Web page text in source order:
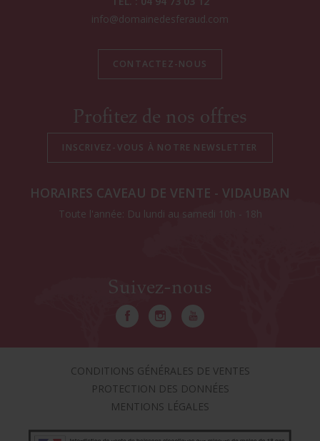
info@domainedesferaud.com
CONTACTEZ-NOUS
Profitez de nos offres
HORAIRES CAVEAU DE VENTE - VIDAUBAN
Toute l'année: Du lundi au samedi 10h - 18h
Suivez-nous
CONDITIONS GÉNÉRALES DE VENTES
PROTECTION DES DONNÉES
MENTIONS LÉGALES